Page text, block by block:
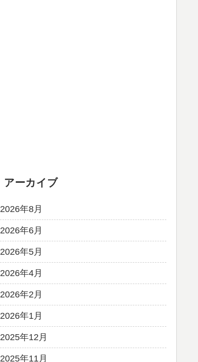
アーカイブ
2026年8月
2026年6月
2026年5月
2026年4月
2026年2月
2026年1月
2025年12月
2025年11月